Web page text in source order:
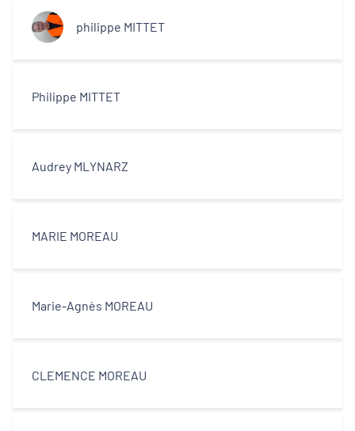
philippe MITTET
Philippe MITTET
Audrey MLYNARZ
MARIE MOREAU
Marie-Agnès MOREAU
CLEMENCE MOREAU